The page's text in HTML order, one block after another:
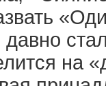
давно
на